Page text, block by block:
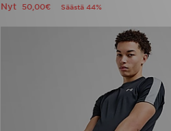
Nyt 50,00€ Säästä 44%